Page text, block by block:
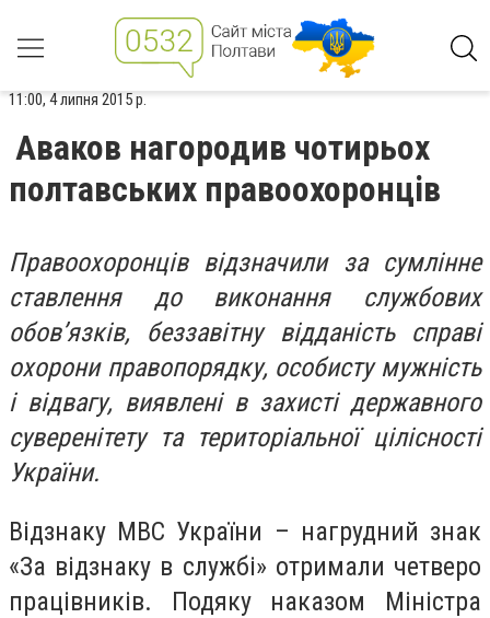
11:00, 4 липня 2015 р.
Аваков нагородив чотирьох
полтавських правоохоронців
Правоохоронців відзначили за сумлінне
ставлення до виконання службових
обов’язків, беззавітну відданість справі
охорони правопорядку, особисту мужність
і відвагу, виявлені в захисті державного
суверенітету та територіальної цілісності
України.
Відзнаку МВС України – нагрудний знак
«За відзнаку в службі» отримали четверо
працівників. Подяку наказом Міністра